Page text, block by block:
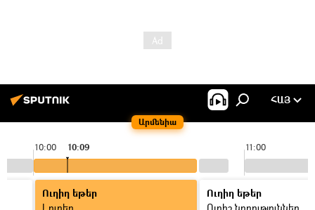
Արմենիա
ՀԱՅ
10:00 11:00
10:09
Ուղիղ եթեր
Ուղիղ եթեր